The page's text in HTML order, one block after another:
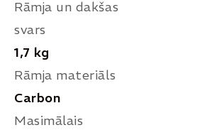
Rāmja un dakšas
svars
1,7 kg
Rāmja materiāls
Carbon
Masimālais